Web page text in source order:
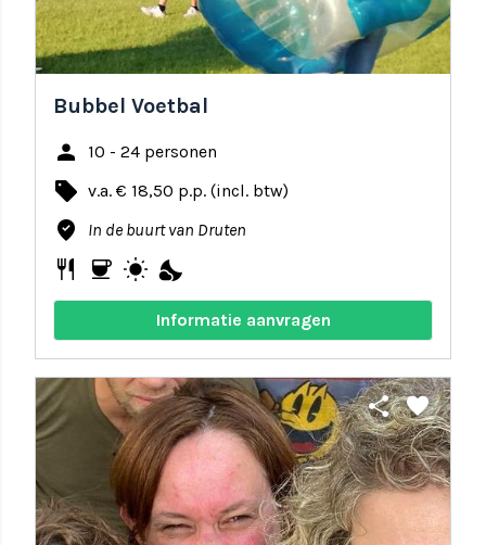
Bubbel Voetbal
person 10 - 24 personen
local_offer v.a. € 18,50 p.p. (incl. btw)
where_to_vote In de buurt van Druten
restaurant coffee wb_sunny nights_stay
Informatie aanvragen
share favorite